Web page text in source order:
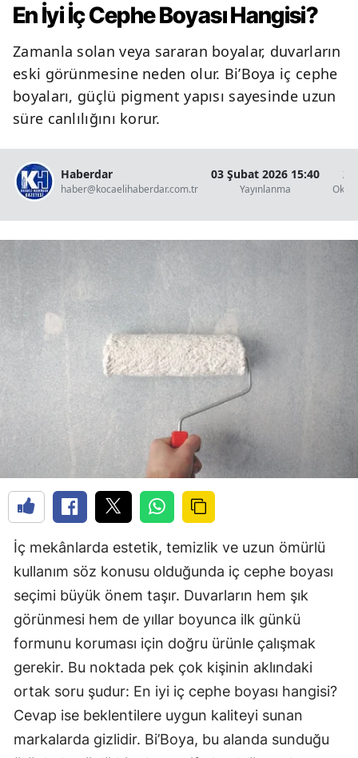
En İyi İç Cephe Boyası Hangisi?
Zamanla solan veya sararan boyalar, duvarların
eski görünmesine neden olur. Bi’Boya iç cephe
boyaları, güçlü pigment yapısı sayesinde uzun
süre canlılığını korur.
Haberdar
haber@kocaelihaberdar.com.tr
03 Şubat 2026 15:40
Yayınlanma
2
İç mekânlarda estetik, temizlik ve uzun ömürlü
kullanım söz konusu olduğunda iç cephe boyası
seçimi büyük önem taşır. Duvarların hem şık
görünmesi hem de yıllar boyunca ilk günkü
formunu koruması için doğru ürünle çalışmak
gerekir. Bu noktada pek çok kişinin aklındaki
ortak soru şudur: En iyi iç cephe boyası hangisi?
Cevap ise beklentilere uygun kaliteyi sunan
markalarda gizlidir. Bi’Boya, bu alanda sunduğu